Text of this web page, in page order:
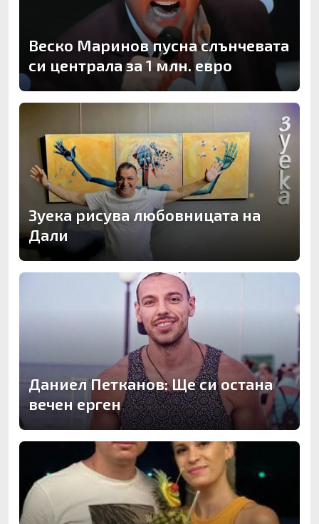
Веско Маринов пусна слънчевата
си централа за 1 млн. евро
Зуека рисува любовницата на
Дали
Даниел Петканов: Ще си остана
вечен ерген